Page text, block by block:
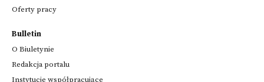
Oferty pracy
Bulletin
O Biuletynie
Redakcja portalu
Instytucje współpracujące